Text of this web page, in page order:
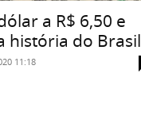
a R$ 6,50 e
história do Brasil
11:18